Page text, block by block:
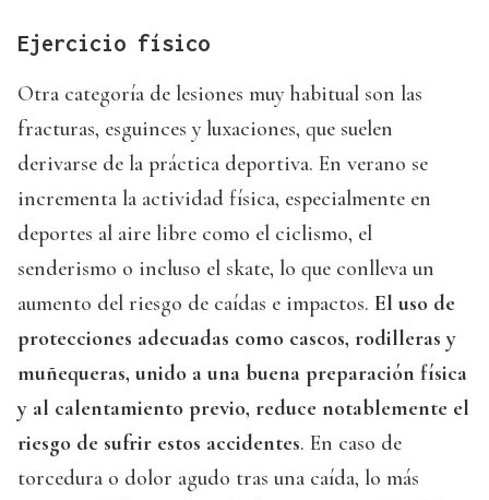
Ejercicio físico
Otra categoría de lesiones muy habitual son las
fracturas, esguinces y luxaciones, que suelen
derivarse de la práctica deportiva. En verano se
incrementa la actividad física, especialmente en
deportes al aire libre como el ciclismo, el
senderismo o incluso el skate, lo que conlleva un
aumento del riesgo de caídas e impactos. El uso de
protecciones adecuadas como cascos, rodilleras y
muñequeras, unido a una buena preparación física
y al calentamiento previo, reduce notablemente el
riesgo de sufrir estos accidentes. En caso de
torcedura o dolor agudo tras una caída, lo más